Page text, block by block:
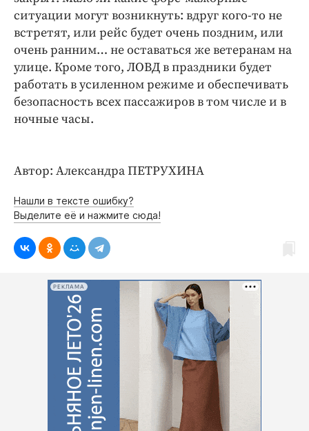
Происшествия
Спорт
Экономика и бизнес
ПРОЕКТЫ
Блоги
Издания
Интересное чтиво
Бренд года
Работодатель года
ситуации могут возникнуть: вдруг кого-то не
встретят, или рейс будет очень поздним, или
очень ранним… не оставаться же ветеранам на
улице. Кроме того, ЛОВД в праздники будет
работать в усиленном режиме и обеспечивать
безопасность всех пассажиров в том числе и в
ночные часы.
Автор: Александра ПЕТРУХИНА
Нашли в тексте ошибку?
Выделите её и нажмите сюда!
РЕКЛАМА